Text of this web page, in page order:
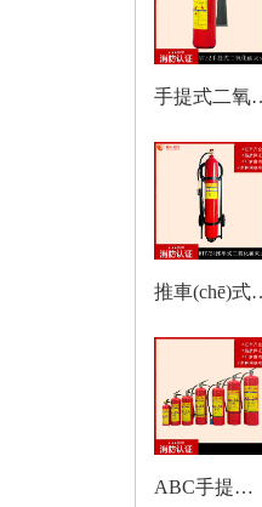
手提式
推車(chē)
ABC手提式干粉滅火器